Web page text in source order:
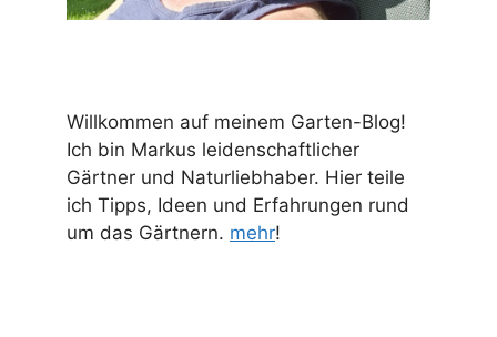
Willkommen auf meinem Garten-Blog!
Ich bin Markus leidenschaftlicher
Gärtner und Naturliebhaber. Hier teile
ich Tipps, Ideen und Erfahrungen rund
um das Gärtnern. mehr!